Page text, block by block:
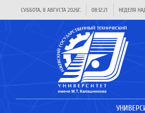
СУББОТА, 8 АВГУСТА 2026Г. 08:12:22 НЕДЕЛЯ